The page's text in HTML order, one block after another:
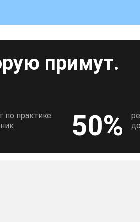
примут.
по практике
50%